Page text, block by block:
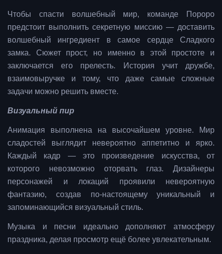
Чтобы спасти волшебный мир, команде Пороро
предстоит выполнить секретную миссию — доставить
волшебный ингредиент в самое сердце Сладкого
замка. Сюжет прост, но именно в этой простоте и
заключается его прелесть. История учит дружбе,
взаимовыручке и тому, что даже самые сложные
задачи можно решить вместе.
Визуальный пир
Анимация выполнена на высочайшем уровне. Мир
сладостей выглядит невероятно аппетитно и ярко.
Каждый кадр — это произведение искусства, от
которого невозможно оторвать глаз. Дизайнеры
персонажей и локаций проявили невероятную
фантазию, создав по-настоящему уникальный и
запоминающийся визуальный стиль.
Музыка и песни идеально дополняют атмосферу
праздника, делая просмотр ещё более увлекательным.